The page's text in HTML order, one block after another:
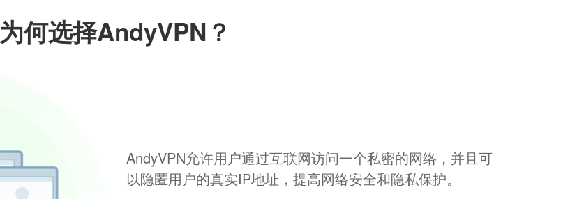
为何选择AndyVPN？
AndyVPN允许用户通过互联网访问一个私密的网络，并且可
以隐匿用户的真实IP地址，提高网络安全和隐私保护。